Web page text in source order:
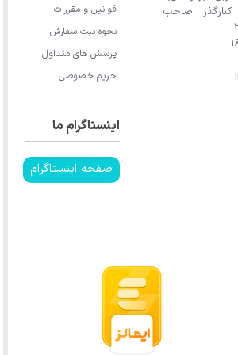
کنارگذر صاحب
اینستاگرام ما
صفحه اینستاگرام
قوانین و مقررات
نحوه ثبت سفارش
پرسش های متداول
حریم خصوصی